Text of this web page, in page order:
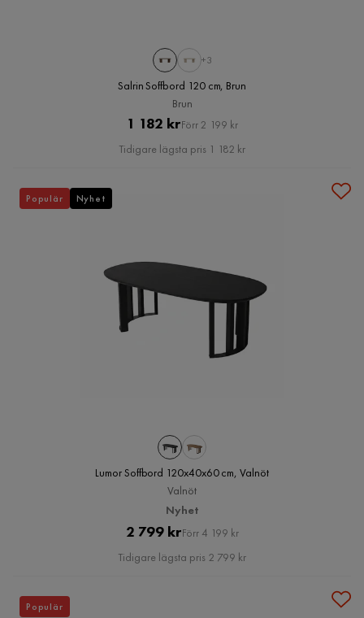
+3
Salrin Soffbord 120 cm, Brun
Brun
Pris
1 182 krOriginal
Pris
Förr 2 199 kr
Tidigare lägsta pris 1 182 kr
Lumor Soffbord 120x40x60 cm, Valnöt
Valnöt
Nyhet
Pris
2 799 krOriginal
Pris
Förr 4 199 kr
Tidigare lägsta pris 2 799 kr
Populär Nyhet
Populär